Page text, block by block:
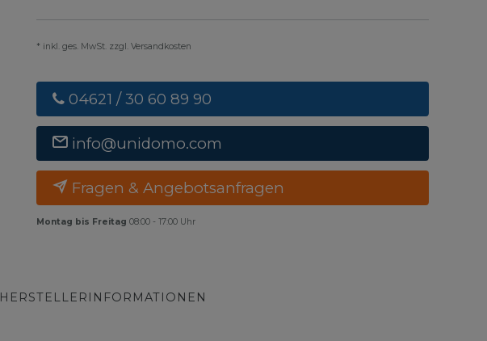
* inkl. ges. MwSt. zzgl. Versandkosten
04621 / 30 60 89 90
info@unidomo.com
Fragen & Angebotsanfragen
Montag bis Freitag 08:00 - 17:00 Uhr
HERSTELLERINFORMATIONEN